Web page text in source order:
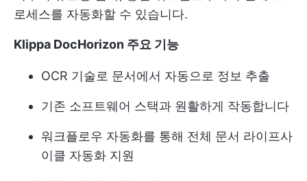
로세스를 자동화할 수 있습니다.
Klippa DocHorizon 주요 기능
OCR 기술로 문서에서 자동으로 정보 추출
기존 소프트웨어 스택과 원활하게 작동합니다
워크플로우 자동화를 통해 전체 문서 라이프사
이클 자동화 지원